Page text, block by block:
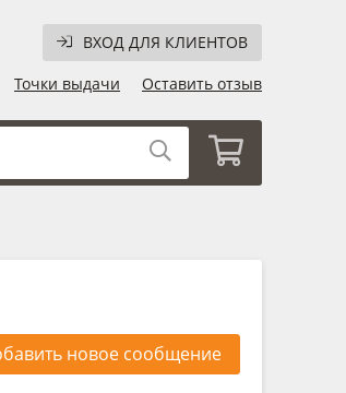
ВХОД ДЛЯ КЛИЕНТОВ
Точки выдачи Оставить отзыв
новое сообщение